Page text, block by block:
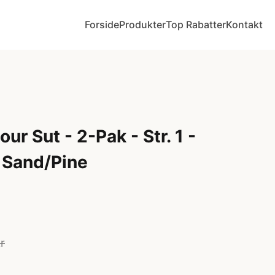
ForsideProdukterTop RabatterKontakt
Sut - 2-Pak - Str. 1 -
Pine